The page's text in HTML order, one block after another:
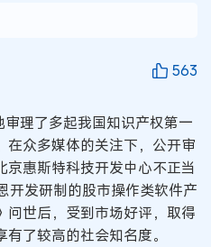
563
理了多起我国知识产权第一
在众多媒体的关注下，公开审
惠斯特科技开发中心不正当
开发研制的股市操作类软件产
问世后，受到市场好评，取得
了较高的社会知名度。